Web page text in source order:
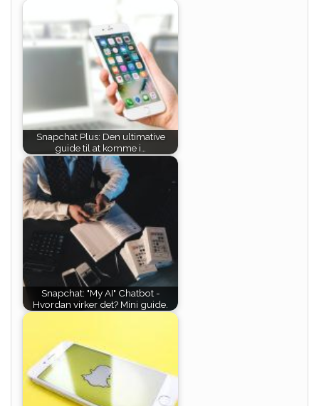
Snapchat Plus: Den ultimative
guide til at komme i…
Snapchat: "My AI" Chatbot -
Hvordan virker det? Mini guide.